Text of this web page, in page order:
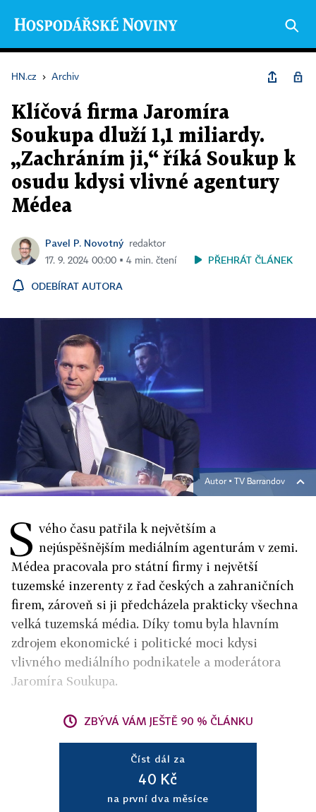
HN.cz › Archiv
Klíčová firma Jaromíra
Soukupa dluží 1,1 miliardy.
„Zachráním ji,“ říká Soukup k
osudu kdysi vlivné agentury
Médea
Pavel P. Novotný
redaktor
17. 9. 2024 00:00 ▪ 4 min. čtení
PŘEHRÁT ČLÁNEK
ODEBÍRAT AUTORA
Autor ▪ TV Barrandov
S vého času patřila k největším a
nejúspěšnějším mediálním agenturám v zemi.
Médea pracovala pro státní firmy i největší
tuzemské inzerenty z řad českých a zahraničních
firem, zároveň si ji předcházela prakticky všechna
velká tuzemská média. Díky tomu byla hlavním
zdrojem ekonomické i politické moci kdysi
vlivného mediálního podnikatele a moderátora
Jaromíra Soukupa.
ZBÝVÁ VÁM JEŠTĚ 90 % ČLÁNKU
Číst dál za
40 Kč
na první dva měsíce